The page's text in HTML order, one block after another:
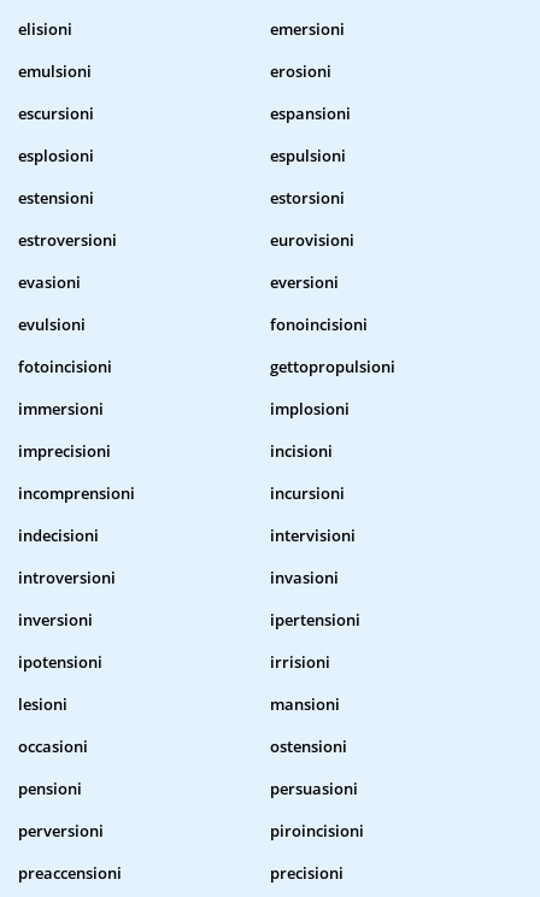
elisioni
emersioni
emulsioni
erosioni
escursioni
espansioni
esplosioni
espulsioni
estensioni
estorsioni
estroversioni
eurovisioni
evasioni
eversioni
evulsioni
fonoincisioni
fotoincisioni
gettopropulsioni
immersioni
implosioni
imprecisioni
incisioni
incomprensioni
incursioni
indecisioni
intervisioni
introversioni
invasioni
inversioni
ipertensioni
ipotensioni
irrisioni
lesioni
mansioni
occasioni
ostensioni
pensioni
persuasioni
perversioni
piroincisioni
preaccensioni
precisioni